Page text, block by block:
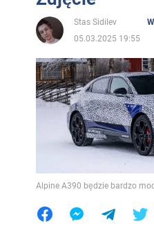
Stas Sidilev
05.03.2025 19:55
Alpine A390 będzie bardzo